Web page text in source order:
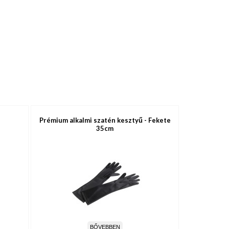
Prémium alkalmi szatén kesztyű - Fekete
35cm
BŐVEBBEN